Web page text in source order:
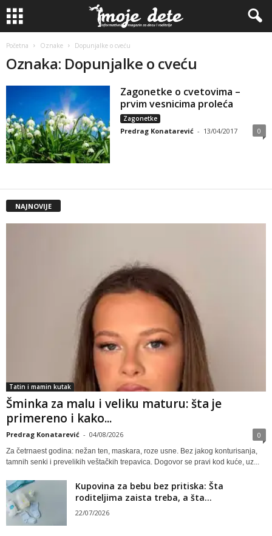
Početna Oznake Dopunjalke o cveću
Oznaka: Dopunjalke o cveću
Zagonetke o cvetovima –
prvim vesnicima proleća
Zagonetke
Predrag Konatarević - 13/04/2017 0
NAJNOVIJE
Tatin i mamin kutak
Šminka za malu i veliku maturu: šta je
primereno i kako...
Predrag Konatarević - 04/08/2026 0
Za četrnaest godina: nežan ten, maskara, roze usne. Bez jakog konturisanja,
tamnih senki i prevelikih veštačkih trepavica. Dogovor se pravi kod kuće, uz...
Kupovina za bebu bez pritiska: Šta
roditeljima zaista treba, a šta...
22/07/2026